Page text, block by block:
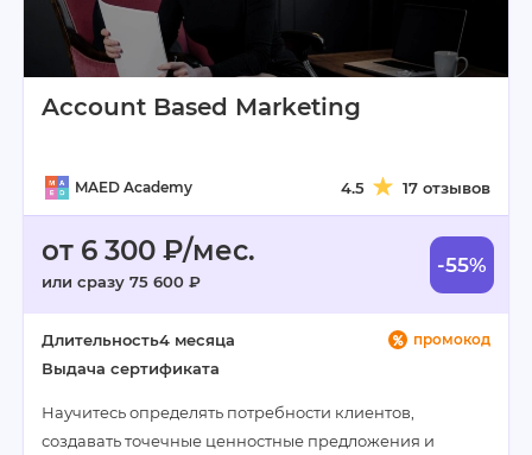
Account Based Marketing
MAED Academy 4.5 17 отзывов
от 6 300 ₽/мес.
или сразу 75 600 ₽
-55%
промокод
Длительность4 месяца
Выдача сертификата
Научитесь определять потребности клиентов,
создавать точечные ценностные предложения и